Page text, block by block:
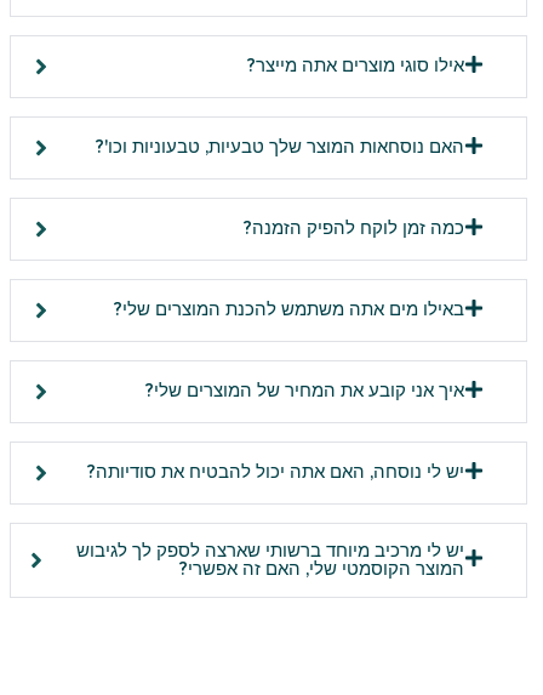
אילו סוגי מוצרים אתה מייצר?
האם נוסחאות המוצר שלך טבעיות, טבעוניות וכו'?
כמה זמן לוקח להפיק הזמנה?
באילו מים אתה משתמש להכנת המוצרים שלי?
איך אני קובע את המחיר של המוצרים שלי?
יש לי נוסחה, האם אתה יכול להבטיח את סודיותה?
יש לי מרכיב מיוחד ברשותי שארצה לספק לך לגיבוש
המוצר הקוסמטי שלי, האם זה אפשרי?